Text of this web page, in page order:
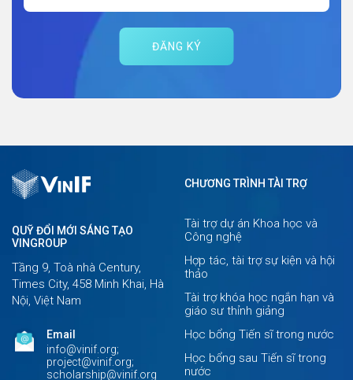
ĐĂNG KÝ
QUỸ ĐỔI MỚI SÁNG TẠO
VINGROUP
Tầng 9, Toà nhà Century,
Times City, 458 Minh Khai, Hà
Nội, Việt Nam
Email
info@vinif.org;
project@vinif.org;
scholarship@vinif.org
CHƯƠNG TRÌNH TÀI TRỢ
Tài trợ dự án Khoa học và
Công nghệ
Hợp tác, tài trợ sự kiện và hội
thảo
Tài trợ khóa học ngắn hạn và
giáo sư thỉnh giảng
Học bổng Tiến sĩ trong nước
Học bổng sau Tiến sĩ trong
nước